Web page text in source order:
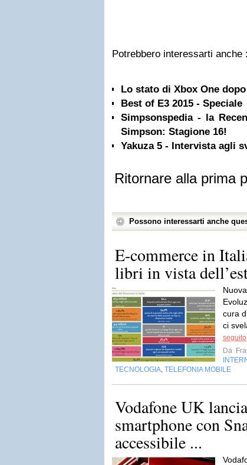
Potrebbero interessarti anche :
Lo stato di Xbox One
Best of E3 2015 - Speciale
Simpsonspedia - la
Simpson: Stagione 16!
Yakuza 5 - Intervista agli
Ritornare alla prima
Possono interessarti anche
E-commerce in
libri in vista
cura
ci
seguito
Da
TECNOLOGIA TELEFONIA MOBILE
Vodafone UK
smartphone con
accessibile ...